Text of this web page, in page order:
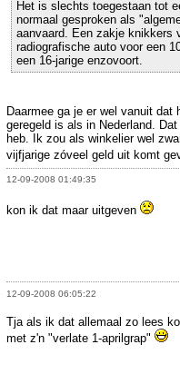
Het is slechts toegestaan tot
normaal gesproken als
aanvaard. Een zakje knikkers
radiografische auto voor een
een 16-jarige enzovoort.
Daarmee ga je er wel vanuit dat
geregeld is als in Nederland.
heb. Ik zou als winkelier wel
vijfjarige zóveel geld uit komt
12-09-2008 01:49:35
kon ik dat maar uitgeven
12-09-2008 06:05:22
Tja als ik dat allemaal zo lees
met z'n "verlate 1-aprilgrap"